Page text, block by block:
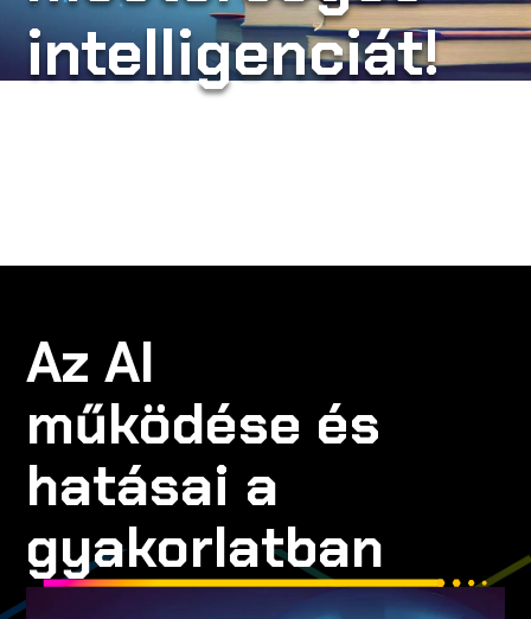
A CODE-RÓL
EN
intelligenciát!
Az AI
működése és
hatásai a
gyakorlatban